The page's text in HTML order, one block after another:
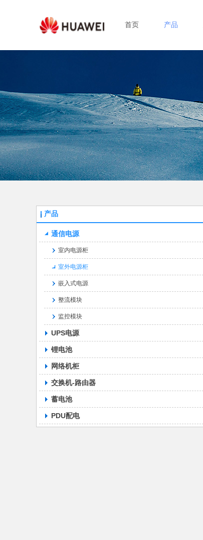
首页 产品
产品
通信电源
室内电源柜
室外电源柜
嵌入式电源
整流模块
监控模块
UPS电源
锂电池
网络机柜
交换机-路由器
蓄电池
PDU配电